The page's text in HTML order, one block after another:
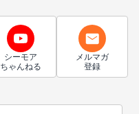
シーモア
ちゃんねる
メルマガ
登録